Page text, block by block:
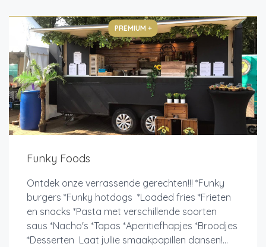
PREMIUM +
Funky Foods
Ontdek onze verrassende gerechten!!! *Funky
burgers *Funky hotdogs *Loaded fries *Frieten
en snacks *Pasta met verschillende soorten
saus *Nacho's *Tapas *Aperitiefhapjes *Broodjes
*Desserten Laat jullie smaakpapillen dansen!...